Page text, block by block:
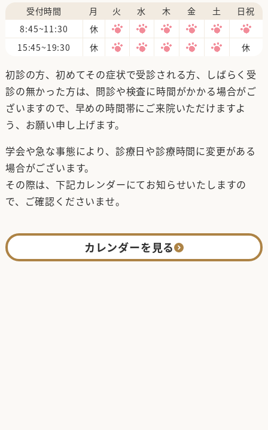
受付時間 月 火 水 木 金 土
日祝
8:45~11:30
休
15:45~19:30
休 休
初診の方、初めてその症状で受診される方、しばらく受
診の無かった方は、問診や検査に時間がかかる場合がご
ざいますので、早めの時間帯にご来院いただけますよ
う、お願い申し上げます。
学会や急な事態により、診療日や診療時間に変更がある
場合がございます。
その際は、下記カレンダーにてお知らせいたしますの
で、ご確認くださいませ。
カレンダーを見る